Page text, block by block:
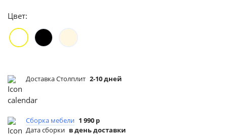
Цвет:
Доставка Столплит 2-10 дней
Сборка мебели 1 990 р
Дата сборки в день доставки